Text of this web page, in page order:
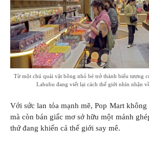
Từ một chú quái vật bông nhỏ bé trở thành biểu tượng
Labubu đang viết lại cách thế giới nhìn nhận
Với sức lan tỏa mạnh mẽ, Pop Mart
mà còn bán giấc mơ sở hữu một mảnh
thứ đang khiến cả thế giới say mê.